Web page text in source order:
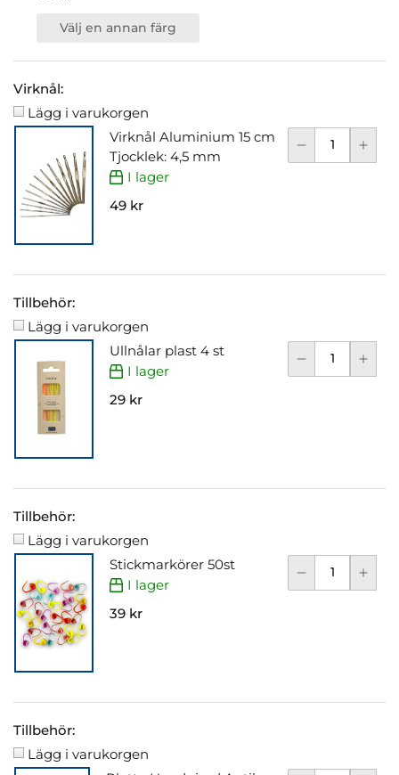
Välj en annan färg
Virknål:
Lägg i varukorgen
Virknål Aluminium 15 cm
Tjocklek: 4,5 mm
I lager
49 kr
Tillbehör:
Lägg i varukorgen
Ullnålar plast 4 st
I lager
29 kr
Tillbehör:
Lägg i varukorgen
Stickmarkörer 50st
I lager
39 kr
Tillbehör:
Lägg i varukorgen